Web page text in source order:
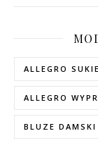
ALLEGRO
ALLEGRO
BLUZE DAMSKI